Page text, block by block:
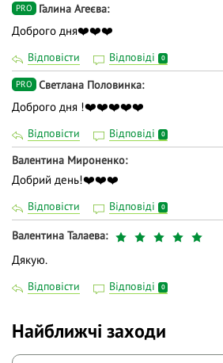
PRO Галина Агеєва
Доброго дня❤️❤️❤️
Відповісти Відповіді 0
PRO Светлана Половинка
Доброго дня !❤️❤️❤️❤️❤️
Відповісти Відповіді 0
Валентина Мироненко
Добрий день!❤️❤️❤️
Відповісти Відповіді 0
Валентина Талаева
Дякую.
Відповісти Відповіді 0
Найближчі заходи